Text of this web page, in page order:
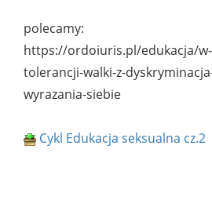
polecamy:
https://ordoiuris.pl/edukacja/
tolerancji-walki-z-
wyrazania-siebie
Cykl Edukacja seksualna cz.2